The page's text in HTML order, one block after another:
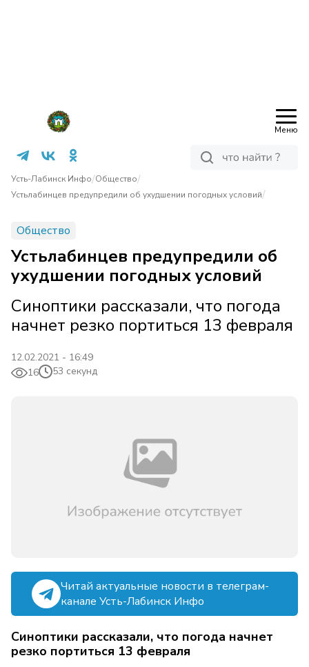
Меню
Усть-Лабинск Инфо/Общество/
Устьлабинцев предупредили об ухудшении погодных условий/
Общество
Устьлабинцев предупредили об
ухудшении погодных условий
Синоптики рассказали, что погода
начнет резко портиться 13 февраля
12.02.2021 - 16:49
16
53 секунд
Читай актуальные новости в телеграм-
канале Усть-Лабинск Инфо
Синоптики рассказали, что погода начнет
резко портиться 13 февраля